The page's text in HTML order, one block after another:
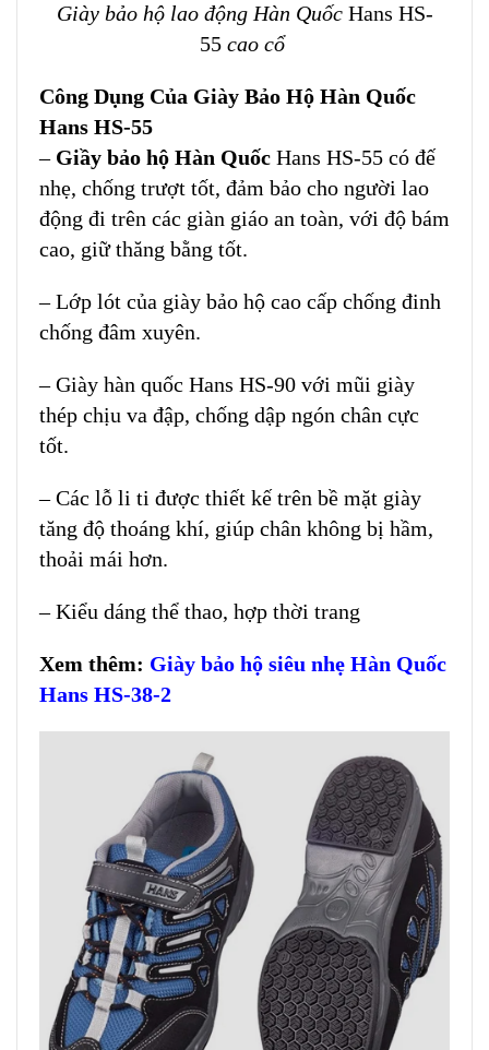
Giày bảo hộ lao động Hàn Quốc Hans HS-
55cao cổ
Công Dụng Của Giày Bảo Hộ Hàn Quốc
Hans HS-55
– Giầy bảo hộ Hàn Quốc Hans HS-55 có đế
nhẹ, chống trượt tốt, đảm bảo cho người lao
động đi trên các giàn giáo an toàn, với độ bám
cao, giữ thăng bằng tốt.
– Lớp lót của giày bảo hộ cao cấp chống đinh
chống đâm xuyên.
– Giày hàn quốc Hans HS-90 với mũi giày
thép chịu va đập, chống dập ngón chân cực
tốt.
– Các lỗ li ti được thiết kế trên bề mặt giày
tăng độ thoáng khí, giúp chân không bị hầm,
thoải mái hơn.
– Kiểu dáng thể thao, hợp thời trang
Xem thêm: Giày bảo hộ siêu nhẹ Hàn Quốc
Hans HS-38-2